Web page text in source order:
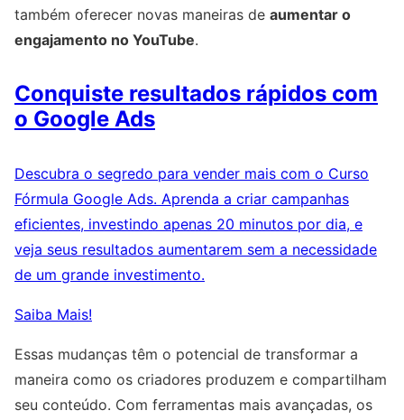
também oferecer novas maneiras de aumentar o
engajamento no YouTube.
Conquiste resultados rápidos com
o Google Ads
Descubra o segredo para vender mais com o Curso
Fórmula Google Ads. Aprenda a criar campanhas
eficientes, investindo apenas 20 minutos por dia, e
veja seus resultados aumentarem sem a necessidade
de um grande investimento.
Saiba Mais!
Essas mudanças têm o potencial de transformar a
maneira como os criadores produzem e compartilham
seu conteúdo. Com ferramentas mais avançadas, os